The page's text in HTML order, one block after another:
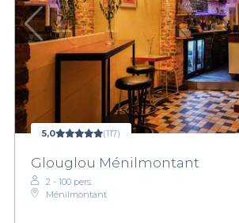
5,0 (117)
Glouglou Ménilmontant
2 - 100 pers.
Ménilmontant